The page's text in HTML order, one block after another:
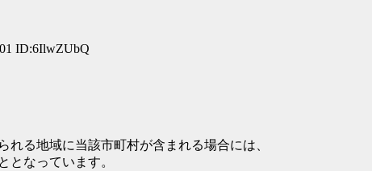
ID:6IlwZUbQ
る地域に当該市町村が含まれる場合には、
となっています。